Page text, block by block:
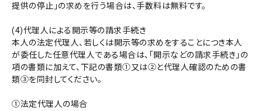
提供の停止」の求めを行う場合は、手数料は無料です。
(4)代理人による開示等の請求手続き
本人の法定代理人、若しくは開示等の求めをすることにつき本人
が委任した任意代理人である場合は、「開示などの請求手続き」の
項の書類に加えて、下記の書類➀又は②と代理人確認のための書
類③を同封してください。
①法定代理人の場合